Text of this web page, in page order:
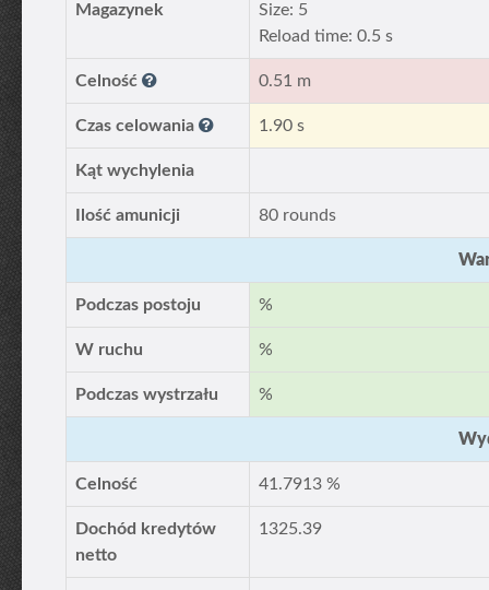
Magazynek
Size: 5
Reload time: 0.5 s
Celność 0.51 m
Czas celowania 1.90 s
Kąt wychylenia
Ilość amunicji 80 rounds
Podczas postoju %
W ruchu %
Podczas wystrzału %
Celność 41.7913 %
Dochód kredytów
netto
1325.39